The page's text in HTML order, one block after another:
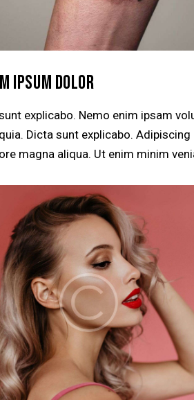
IPSUM DOLOR
explicabo. Nemo enim ipsam
Dicta sunt explicabo.
magna aliqua. Ut enim minim